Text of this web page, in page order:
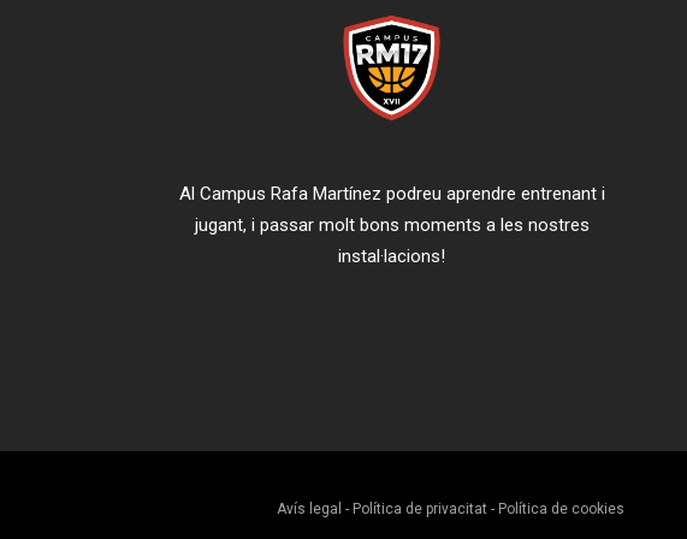
Al Campus Rafa Martínez podreu aprendre entrenant i
jugant, i passar molt bons moments a les nostres
instal·lacions!
Avís legal - Política de privacitat - Política de cookies